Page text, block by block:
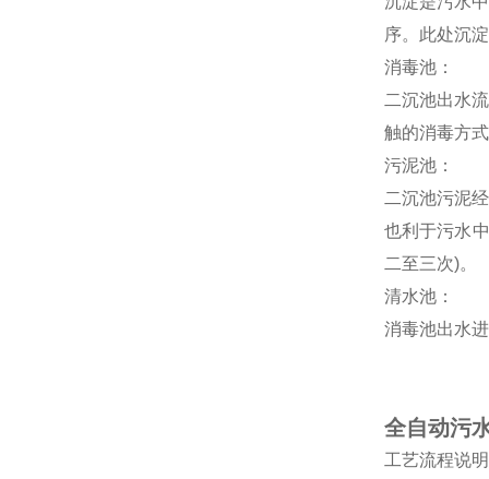
序。此处沉
消毒池：
二沉池出水
触的消毒方
污泥池：
二沉池污泥
也利于污水
二至三次)。
清水池：
消毒池出水
全自动污
工艺流程说